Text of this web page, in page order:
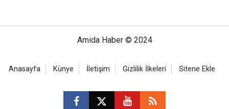
Amida Haber © 2024
Anasayfa Künye İletişim Gizlilik İlkeleri Sitene Ekle